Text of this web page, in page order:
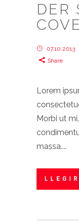
DER
07.10.2013
Share
Lorem
Morbi ut
massa....